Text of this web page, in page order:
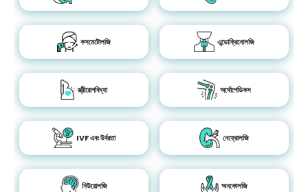
কসমেটোলজি এন্ডোক্রিনোলজি
স্ত্রীরোগবিদ্যা অর্থোপেডিকস
IVF এবং উর্বরতা নেফ্রোলজি
নিউরোলজি অনকোলজি